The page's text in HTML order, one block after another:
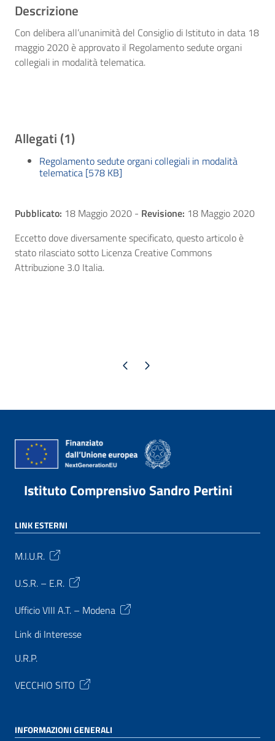
Descrizione
Con delibera all’unanimità del Consiglio di Istituto in data 18
maggio 2020 è approvato il Regolamento sedute organi
collegiali in modalità telematica.
Allegati (1)
Regolamento sedute organi collegiali in modalità
telematica [578 KB]
Pubblicato: 18 Maggio 2020 - Revisione: 18 Maggio 2020
Eccetto dove diversamente specificato, questo articolo è
stato rilasciato sotto Licenza Creative Commons
Attribuzione 3.0 Italia.
Pagina precedente
Pagina successiva
Istituto Comprensivo Sandro Pertini
LINK ESTERNI
M.I.U.R.
U.S.R. – E.R.
Ufficio VIII A.T. – Modena
Link di Interesse
U.R.P.
VECCHIO SITO
INFORMAZIONI GENERALI